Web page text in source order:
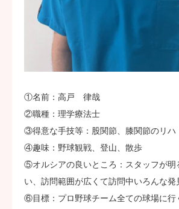
①名前：高戸 律哉
②職種：理学療法士
③得意な手技等：股関節、膝関節のリハ
④趣味：野球観戦、登山、散歩
⑤オルシアの良いところ：スタッフが明
い、訪問範囲が広くて訪問中いろんな
⑥目標：プロ野球チーム全ての球場に行